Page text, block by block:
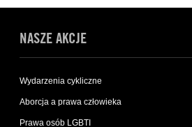
NASZE AKCJE
Wydarzenia cykliczne
Aborcja a prawa człowieka
Prawa osób LGBTI